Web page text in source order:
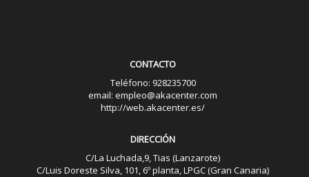
CONTACTO
Teléfono: 928235700
email: empleo@akacenter.com
http://web.akacenter.es/
DIRECCIÓN
C/La Luchada,9, Tias (Lanzarote)
C/Luis Doreste Silva, 101, 6º planta, LPGC (Gran Canaria)